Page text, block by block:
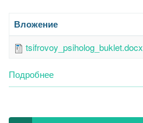
Вложение
tsifrovoy_psiholog_buklet.docx
Подробнее
Цифровой